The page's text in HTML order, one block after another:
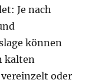
Je nach
können
kalten
oder